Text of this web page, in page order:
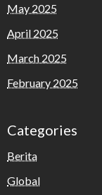
May 2025
April 2025
March 2025
February 2025
Categories
Berita
Global